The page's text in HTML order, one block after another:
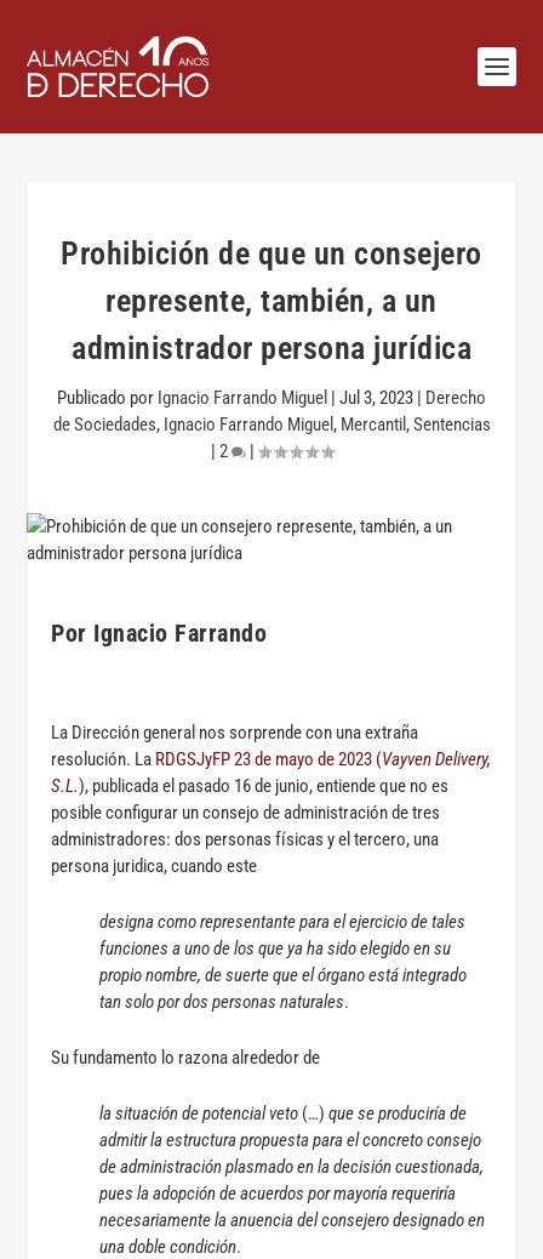
Prohibición de que un consejero
represente, también, a un
administrador persona jurídica
Publicado por Ignacio Farrando Miguel | Jul 3, 2023 | Derecho
de Sociedades, Ignacio Farrando Miguel , Mercantil ,Sentencias
| 2 |
Por Ignacio Farrando
La Dirección general nos sorprende con una extraña
resolución. La RDGSJyFP 23 de mayo de 2023 (Vayven Delivery,
S.L.), publicada el pasado 16 de junio, entiende que no es
posible configurar un consejo de administración de tres
administradores: dos personas físicas y el tercero, una
persona juridica, cuando este
designa como representante para el ejercicio de tales
funciones a uno de los que ya ha sido elegido en su
propio nombre, de suerte que el órgano está integrado
tan solo por dos personas naturales.
Su fundamento lo razona alrededor de
la situación de potencial veto (…)que se produciría de
admitir la estructura propuesta para el concreto consejo
de administración plasmado en la decisión cuestionada,
pues la adopción de acuerdos por mayoría requeriría
necesariamente la anuencia del consejero designado en
una doble condición.